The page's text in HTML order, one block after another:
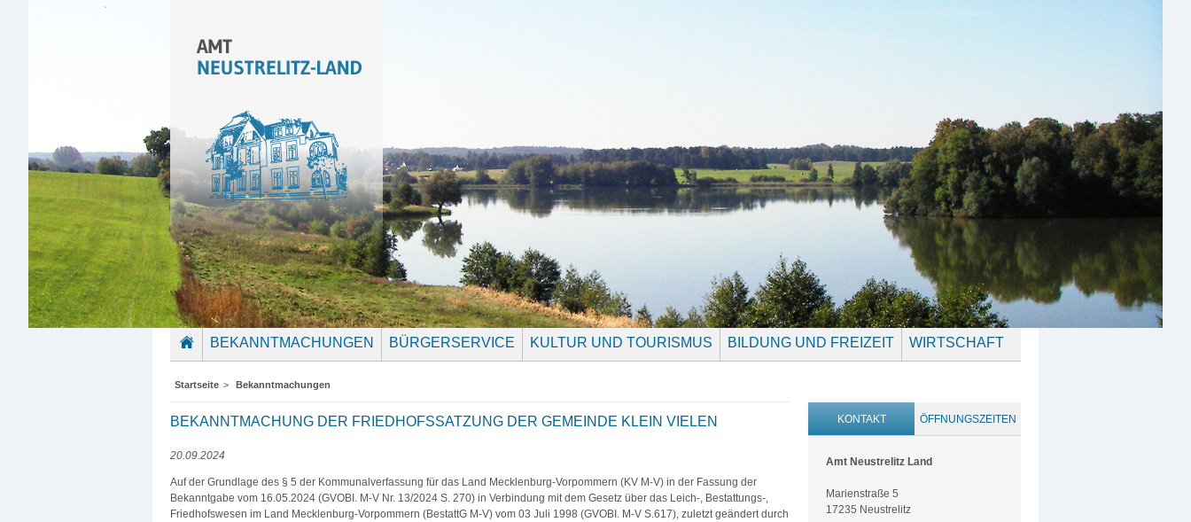
BEKANNTMACHUNGEN BÜRGERSERVICE KULTUR UND TOURISMUS BILDUNG UND FREIZEIT WIRTSCHAFT
Startseite > Bekanntmachungen
BEKANNTMACHUNG DER FRIEDHOFSSATZUNG DER GEMEINDE KLEIN VIELEN
20.09.2024
Auf der Grundlage des § 5 der Kommunalverfassung für das Land Mecklenburg-Vorpommern (KV M-V) in der Fassung der
Bekanntgabe vom 16.05.2024 (GVOBI. M-V Nr. 13/2024 S. 270) in Verbindung mit dem Gesetz über das Leich-, Bestattungs-,
Friedhofswesen im Land Mecklenburg-Vorpommern (BestattG M-V) vom 03 Juli 1998 (GVOBI. M-V S.617), zuletzt geändert durch
KONTAKT ÖFFNUNGSZEITEN
Amt Neustrelitz Land
Marienstraße 5
17235 Neustrelitz